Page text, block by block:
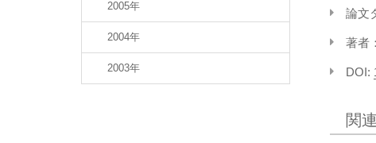
2005年
2004年
2003年
論文
著者
DOI:
関